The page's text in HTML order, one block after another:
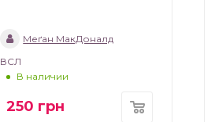
Меґан МакДоналд
ВСЛ
В наличии
250 грн
В